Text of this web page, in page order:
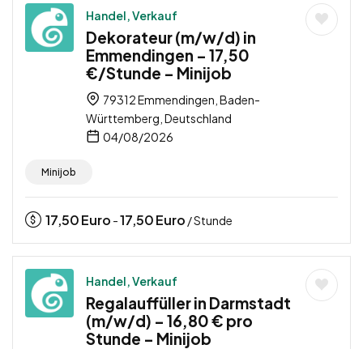
Handel, Verkauf
Dekorateur (m/w/d) in
Emmendingen – 17,50
€/Stunde – Minijob
79312 Emmendingen, Baden-
Württemberg, Deutschland
04/08/2026
Minijob
17,50Euro -17,50Euro / Stunde
Handel, Verkauf
Regalauffüller in Darmstadt
(m/w/d) – 16,80 € pro
Stunde – Minijob